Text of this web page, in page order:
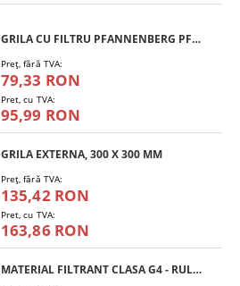
GRILA CU FILTRU PFANNENBERG PFA 10.000
Preţ, fără TVA:
79,33 RON
Pret, cu TVA:
95,99 RON
GRILA EXTERNA, 300 X 300 MM
Preţ, fără TVA:
135,42 RON
Pret, cu TVA:
163,86 RON
MATERIAL FILTRANT CLASA G4 - RULOU